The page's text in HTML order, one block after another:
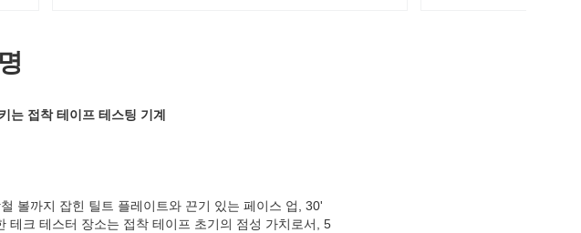
는 접착 테이프 테스팅 기계
볼까지 잡힌 틸트 플레이트와 끈기 있는 페이스 업, 30'
테크 테스터 장소는 접착 테이프 초기의 점성 가치로서, 5